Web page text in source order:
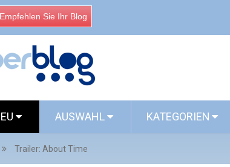
Empfehlen Sie Ihr Blog
AUSWAHL KATEGORIEN
Trailer: About Time